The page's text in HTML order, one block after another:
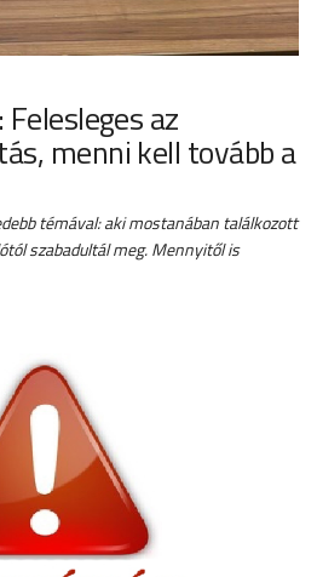
az
menni kell tovább a
témával: aki mostanában találkozott
szabadultál meg. Mennyitől is